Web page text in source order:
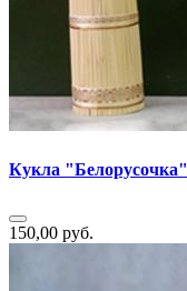
Кукла "Белорусочка"
150,00 руб.